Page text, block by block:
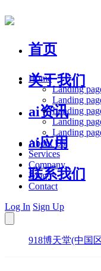
首页
关于我们
ai资讯
ai应用
联系我们
Home
Landing
Landing
Landing
Landing
Landing
About Us
Services
Company
Blog
Contact
Log In Sign Up
918博天堂(中国